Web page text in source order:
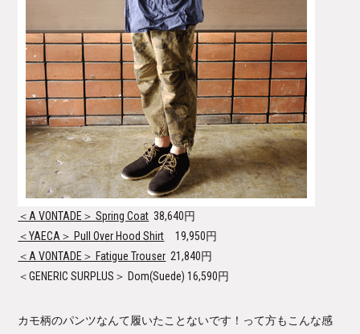
＜A VONTADE＞ Spring Coat 38,640円
＜YAECA＞ Pull Over Hood Shirt 19,950円
＜A VONTADE＞ Fatigue Trouser 21,840円
＜GENERIC SURPLUS＞ Dom(Suede) 16,590円
カモ柄のパンツなんて履いたことないです！って方もこんな感